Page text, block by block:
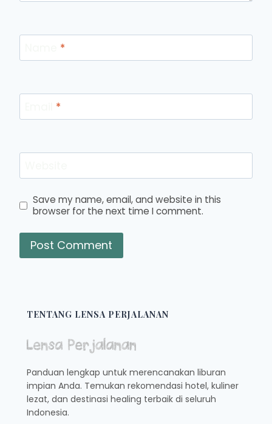
*
*
Save my name, email, and website in this
browser for the next time I comment.
TENTANG LENSA PERJALANAN
Panduan lengkap untuk merencanakan liburan
impian Anda. Temukan rekomendasi hotel, kuliner
lezat, dan destinasi healing terbaik di seluruh
Indonesia.